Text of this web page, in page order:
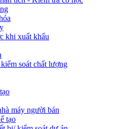
khi xuất khẩu
soát chất lượng
máy người bán
tạo